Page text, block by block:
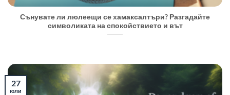
Сънувате ли люлеещи се хамаксалтъри? Разгадайте
символиката на спокойствието и вът
27
юли